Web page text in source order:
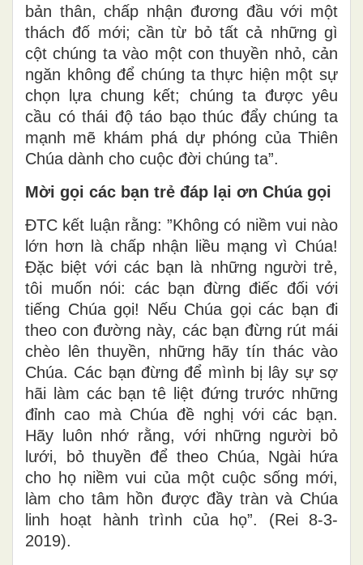
bản thân, chấp nhận đương đầu với một
thách đố mới; cần từ bỏ tất cả những gì
cột chúng ta vào một con thuyền nhỏ, cản
ngăn không để chúng ta thực hiện một sự
chọn lựa chung kết; chúng ta được yêu
cầu có thái độ táo bạo thúc đẩy chúng ta
mạnh mẽ khám phá dự phóng của Thiên
Chúa dành cho cuộc đời chúng ta”.
Mời gọi các bạn trẻ đáp lại ơn Chúa gọi
ĐTC kết luận rằng: ”Không có niềm vui nào
lớn hơn là chấp nhận liều mạng vì Chúa!
Đặc biệt với các bạn là những người trẻ,
tôi muốn nói: các bạn đừng điếc đối với
tiếng Chúa gọi! Nếu Chúa gọi các bạn đi
theo con đường này, các bạn đừng rút mái
chèo lên thuyền, những hãy tín thác vào
Chúa. Các bạn đừng để mình bị lây sự sợ
hãi làm các bạn tê liệt đứng trước những
đỉnh cao mà Chúa đề nghị với các bạn.
Hãy luôn nhớ rằng, với những người bỏ
lưới, bỏ thuyền để theo Chúa, Ngài hứa
cho họ niềm vui của một cuộc sống mới,
làm cho tâm hồn được đầy tràn và Chúa
linh hoạt hành trình của họ”. (Rei 8-3-
2019).